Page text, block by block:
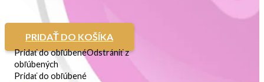
PRIDAŤ DO KOŠÍKA
Pridať do obľúbenéOdstrániť z
obľúbených
Pridať do obľúbené